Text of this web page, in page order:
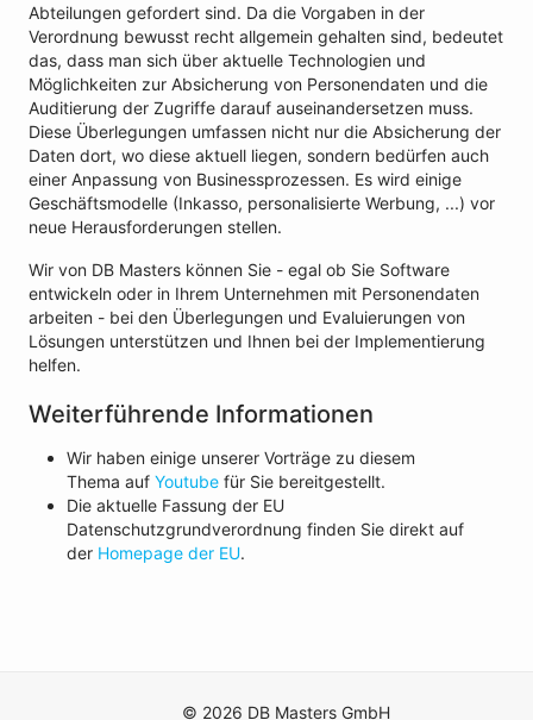
Abteilungen gefordert sind. Da die Vorgaben in der
Verordnung bewusst recht allgemein gehalten sind, bedeutet
das, dass man sich über aktuelle Technologien und
Möglichkeiten zur Absicherung von Personendaten und die
Auditierung der Zugriffe darauf auseinandersetzen muss.
Diese Überlegungen umfassen nicht nur die Absicherung der
Daten dort, wo diese aktuell liegen, sondern bedürfen auch
einer Anpassung von Businessprozessen. Es wird einige
Geschäftsmodelle (Inkasso, personalisierte Werbung, ...) vor
neue Herausforderungen stellen.
Wir von DB Masters können Sie - egal ob Sie Software
entwickeln oder in Ihrem Unternehmen mit Personendaten
arbeiten - bei den Überlegungen und Evaluierungen von
Lösungen unterstützen und Ihnen bei der Implementierung
helfen.
Weiterführende Informationen
Wir haben einige unserer Vorträge zu diesem
Thema auf Youtube für Sie bereitgestellt.
Die aktuelle Fassung der EU
Datenschutzgrundverordnung finden Sie direkt auf
der Homepage der EU.
© 2026 DB Masters GmbH